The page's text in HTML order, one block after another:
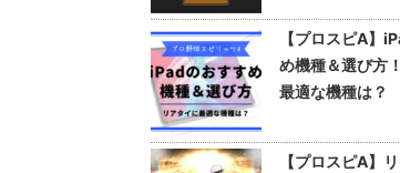
【プロスピA】
め機種＆選び方
最適な機種は？
【プロスピA】